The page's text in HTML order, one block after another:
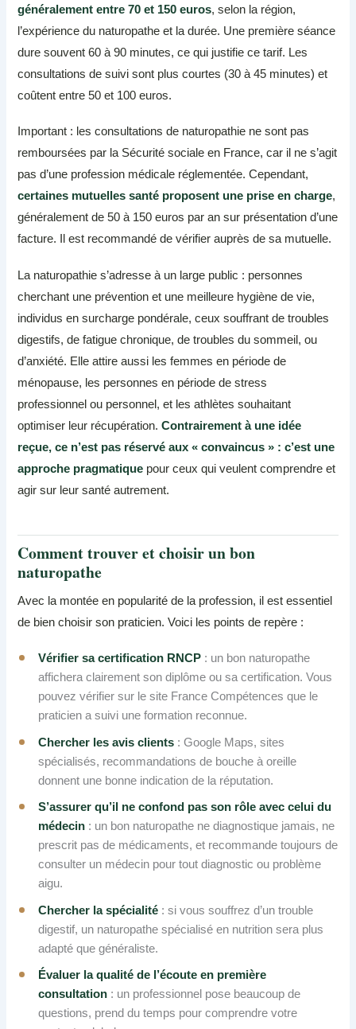
généralement entre 70 et 150 euros, selon la région,
l’expérience du naturopathe et la durée. Une première séance
dure souvent 60 à 90 minutes, ce qui justifie ce tarif. Les
consultations de suivi sont plus courtes (30 à 45 minutes) et
coûtent entre 50 et 100 euros.
Important : les consultations de naturopathie ne sont pas
remboursées par la Sécurité sociale en France, car il ne s’agit
pas d’une profession médicale réglementée. Cependant,
certaines mutuelles santé proposent une prise en charge,
généralement de 50 à 150 euros par an sur présentation d’une
facture. Il est recommandé de vérifier auprès de sa mutuelle.
La naturopathie s’adresse à un large public : personnes
cherchant une prévention et une meilleure hygiène de vie,
individus en surcharge pondérale, ceux souffrant de troubles
digestifs, de fatigue chronique, de troubles du sommeil, ou
d’anxiété. Elle attire aussi les femmes en période de
ménopause, les personnes en période de stress
professionnel ou personnel, et les athlètes souhaitant
optimiser leur récupération.Contrairement à une idée
reçue, ce n’est pas réservé aux « convaincus » : c’est une
approche pragmatique pour ceux qui veulent comprendre et
agir sur leur santé autrement.
Comment trouver et choisir un bon
naturopathe
Avec la montée en popularité de la profession, il est essentiel
de bien choisir son praticien. Voici les points de repère :
Vérifier sa certification RNCP : un bon naturopathe
affichera clairement son diplôme ou sa certification. Vous
pouvez vérifier sur le site France Compétences que le
praticien a suivi une formation reconnue.
Chercher les avis clients : Google Maps, sites
spécialisés, recommandations de bouche à oreille
donnent une bonne indication de la réputation.
S’assurer qu’il ne confond pas son rôle avec celui du
médecin : un bon naturopathe ne diagnostique jamais, ne
prescrit pas de médicaments, et recommande toujours de
consulter un médecin pour tout diagnostic ou problème
aigu.
Chercher la spécialité : si vous souffrez d’un trouble
digestif, un naturopathe spécialisé en nutrition sera plus
adapté que généraliste.
Évaluer la qualité de l’écoute en première
consultation : un professionnel pose beaucoup de
questions, prend du temps pour comprendre votre